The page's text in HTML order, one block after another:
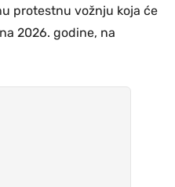
protestnu vožnju koja će
2026. godine, na